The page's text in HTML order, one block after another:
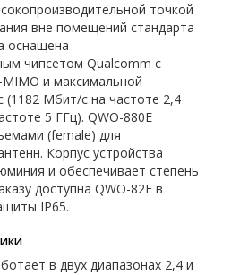
точкой
вне помещений стандарта
оснащена
чипсетом Qualcomm с
и максимальной
Мбит/c на частоте 2,4
5 ГГц). QWO-880E
(female) для
Корпус устройства
и обеспечивает степень
доступна QWO-82E в
IP65.
в двух диапазонах 2,4 и